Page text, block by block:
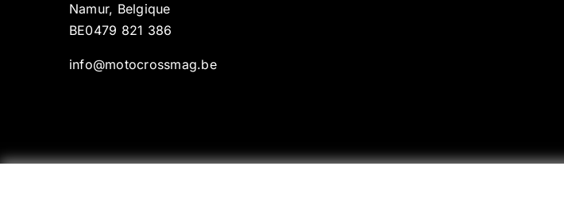
Namur, Belgique
BE0479 821 386
info@motocrossmag.be